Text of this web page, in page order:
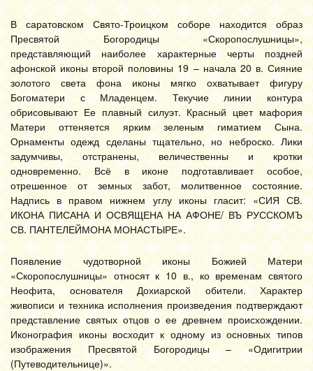
В саратовском Свято-Троицком соборе находится образ
Пресвятой Богородицы «Скоропослушницы»,
представляющий наиболее характерные черты поздней
афонской иконы второй половины 19 – начала 20 в. Сияние
золотого света фона иконы мягко охватывает фигуру
Богоматери с Младенцем. Текучие линии контура
обрисовывают Ее плавный силуэт. Красный цвет мафория
Матери оттеняется ярким зеленым гиматием Сына.
Орнаменты одежд сделаны тщательно, но неброско. Лики
задумчивы, отстранены, величественны и кротки
одновременно. Всё в иконе подготавливает особое,
отрешенное от земных забот, молитвенное состояние.
Надпись в правом нижнем углу иконы гласит: «СИЯ СВ.
ИКОНА ПИСАНА И ОСВЯЩЕНА НА АФОНЕ/ ВЪ РУССКОМЪ
СВ. ПАНТЕЛЕЙМОНА МОНАСТЫРЕ».
Появление чудотворной иконы Божией Матери
«Скоропослушницы» относят к 10 в., ко временам святого
Неофита, основателя Дохиарской обители. Характер
живописи и техника исполнения произведения подтверждают
представление святых отцов о ее древнем происхождении.
Иконография иконы восходит к одному из основных типов
изображения Пресвятой Богородицы – «Одигитрии
(Путеводительнице)».